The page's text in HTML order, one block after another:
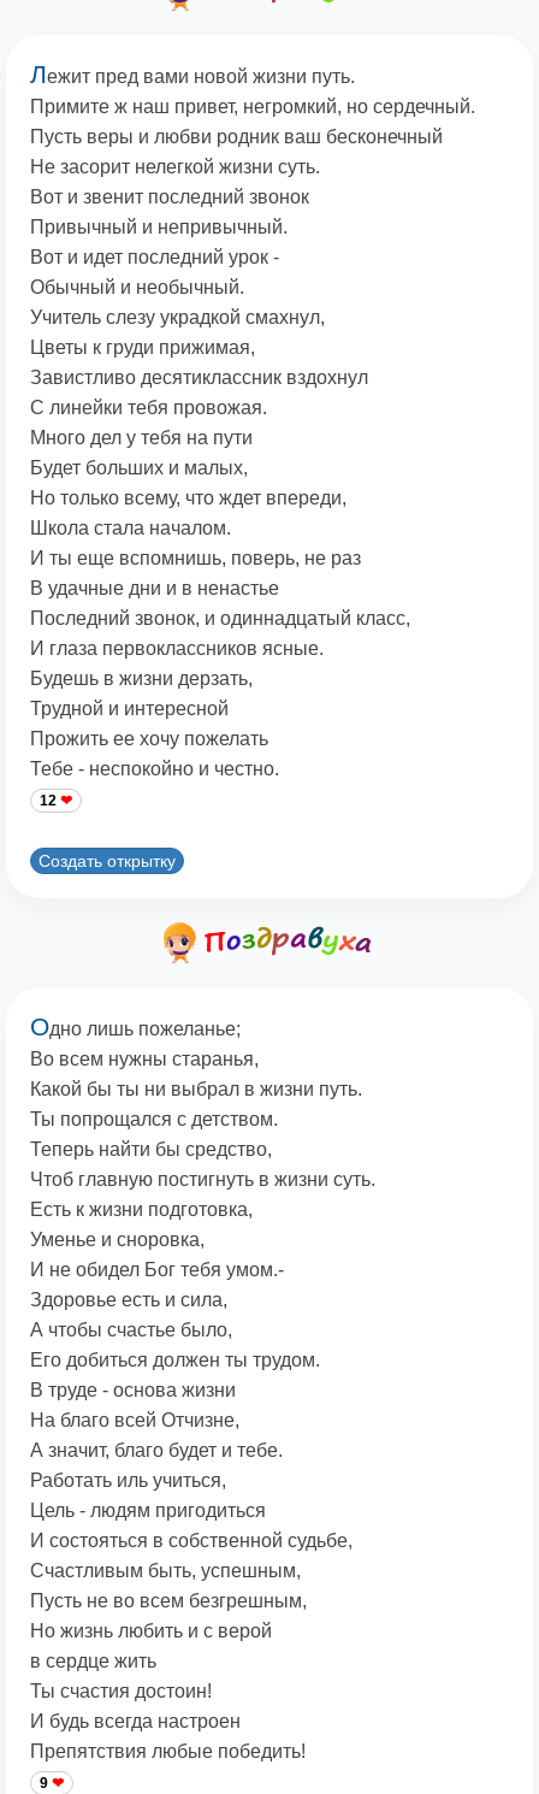
Лежит пред вами новой жизни путь.
Примите ж наш привет, негромкий, но сердечный.
Пусть веры и любви родник ваш бесконечный
Не засорит нелегкой жизни суть.
Вот и звенит последний звонок
Привычный и непривычный.
Вот и идет последний урок -
Обычный и необычный.
Учитель слезу украдкой смахнул,
Цветы к груди прижимая,
Завистливо десятиклассник вздохнул
С линейки тебя провожая.
Много дел у тебя на пути
Будет больших и малых,
Но только всему, что ждет впереди,
Школа стала началом.
И ты еще вспомнишь, поверь, не раз
В удачные дни и в ненастье
Последний звонок, и одиннадцатый класс,
И глаза первоклассников ясные.
Будешь в жизни дерзать,
Трудной и интересной
Прожить ее хочу пожелать
Тебе - неспокойно и честно.
12
Создать открытку
Одно лишь пожеланье;
Во всем нужны старанья,
Какой бы ты ни выбрал в жизни путь.
Ты попрощался с детством.
Теперь найти бы средство,
Чтоб главную постигнуть в жизни суть.
Есть к жизни подготовка,
Уменье и сноровка,
И не обидел Бог тебя умом.-
Здоровье есть и сила,
А чтобы счастье было,
Его добиться должен ты трудом.
В труде - основа жизни
На благо всей Отчизне,
А значит, благо будет и тебе.
Работать иль учиться,
Цель - людям пригодиться
И состояться в собственной судьбе,
Счастливым быть, успешным,
Пусть не во всем безгрешным,
Но жизнь любить и с верой
в сердце жить
Ты счастия достоин!
И будь всегда настроен
Препятствия любые победить!
9